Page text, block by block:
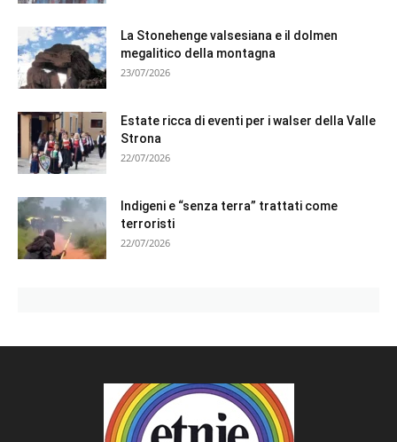
La Stonehenge valsesiana e il dolmen
megalitico della montagna
23/07/2026
Estate ricca di eventi per i walser della Valle
Strona
22/07/2026
Indigeni e “senza terra” trattati come
terroristi
22/07/2026